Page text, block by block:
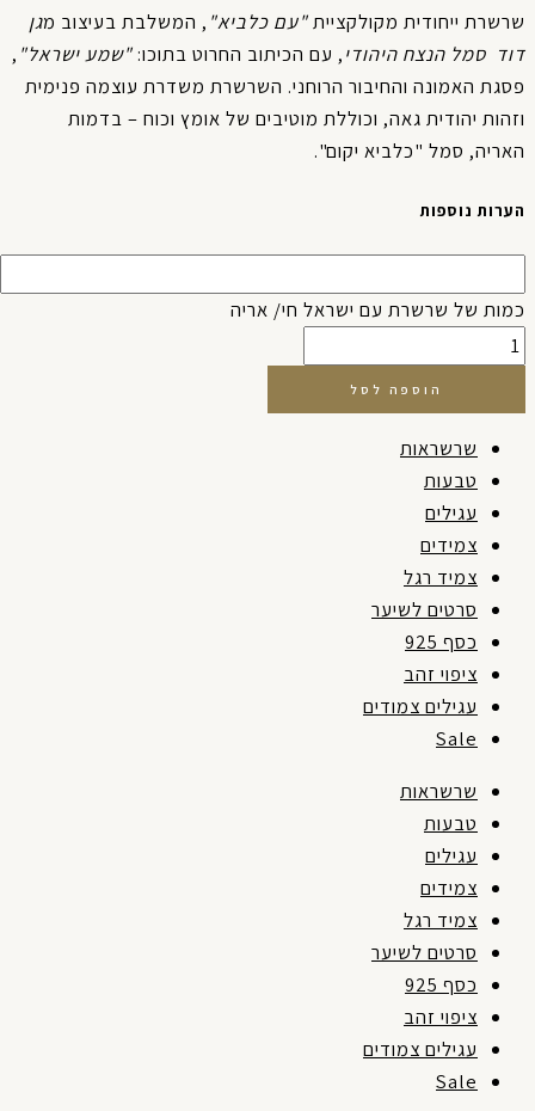
ייחודית מקולקציית"עם כלביא", המשלבת בעיצוב מ גן
סמל הנצח היהודי, עם הכיתוב החרוט בתוכו:"שמע ישראל",
האמונה והחיבור הרוחני. השרשרת משדרת עוצמה פנימית
יהודית גאה, וכוללת מוטיבים של אומץ וכוח – בדמות
סמל "כלביא יקום".
נוספות
של שרשרת עם ישראל חי/ אריה
הוספה לסל
שרשראות
טבעות
עגילים
צמידים
צמיד רגל
סרטים לשיער
כסף 925
ציפוי זהב
עגילים צמודים
Sale
שרשראות
טבעות
עגילים
צמידים
צמיד רגל
סרטים לשיער
כסף 925
ציפוי זהב
עגילים צמודים
Sale